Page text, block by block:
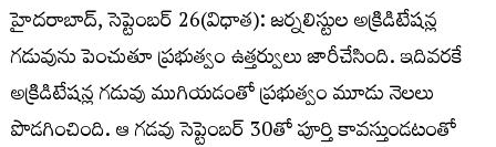
హైదరాబాద్, సెప్టెంబర్ 26(విధాత): జర్నలిస్టుల అక్రిడిటేషన్ల
గడువును పెంచుతూ ప్రభుత్వం ఉత్తర్వులు జారీచేసింది. ఇదివరకే
అక్రిడిటేషన్ల గడువు ముగియడంతో ప్రభుత్వం మూడు నెలలు
పొడగించింది. ఆ గడవు సెప్టెంబర్ 30తో పూర్తి కావస్తుండటంతో